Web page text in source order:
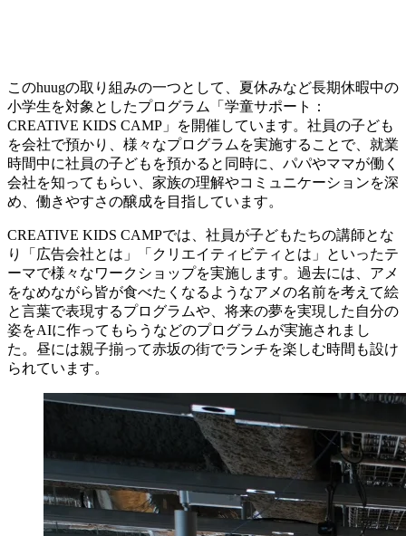
このhuugの取り組みの一つとして、夏休みなど長期休暇中の
小学生を対象としたプログラム「学童サポート：
CREATIVE KIDS CAMP」を開催しています。社員の子ども
を会社で預かり、様々なプログラムを実施することで、就業
時間中に社員の子どもを預かると同時に、パパやママが働く
会社を知ってもらい、家族の理解やコミュニケーションを深
め、働きやすさの醸成を目指しています。
CREATIVE KIDS CAMPでは、社員が子どもたちの講師とな
り「広告会社とは」「クリエイティビティとは」といったテ
ーマで様々なワークショップを実施します。過去には、アメ
をなめながら皆が食べたくなるようなアメの名前を考えて絵
と言葉で表現するプログラムや、将来の夢を実現した自分の
姿をAIに作ってもらうなどのプログラムが実施されまし
た。昼には親子揃って赤坂の街でランチを楽しむ時間も設け
られています。